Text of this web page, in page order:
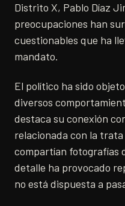
Distrito X, Pablo Díaz
preocupaciones han
cuestionables que ha
mandato.
El político ha sido
diversos
destaca su conexión
relacionada con la
compartían fotografías
detalle ha provocado
no está dispuesta a